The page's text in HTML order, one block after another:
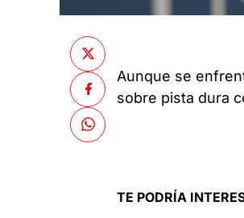
Aunque se
sobre pista dura
TE PODRÍA